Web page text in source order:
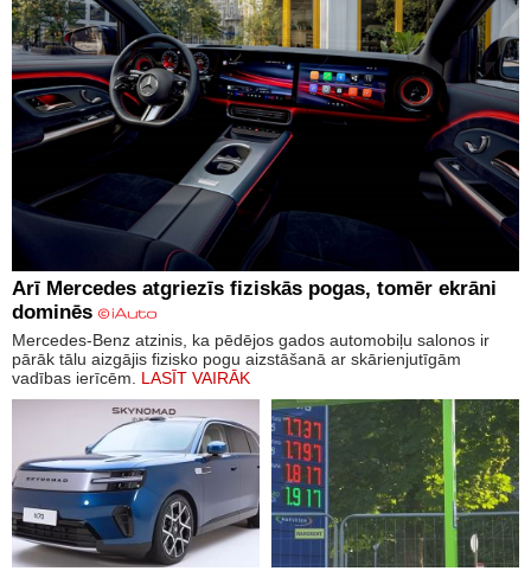
Arī Mercedes atgriezīs fiziskās pogas, tomēr ekrāni
dominēs
Mercedes-Benz atzinis, ka pēdējos gados automobiļu salonos ir
pārāk tālu aizgājis fizisko pogu aizstāšanā ar skārienjutīgām
vadības ierīcēm. LASĪT VAIRĀK